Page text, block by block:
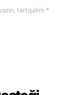
tartışalım *